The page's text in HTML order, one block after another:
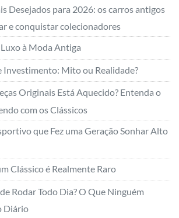
Desejados para 2026: os carros antigos
e conquistar colecionadores
à Moda Antiga
Investimento: Mito ou Realidade?
Originais Está Aquecido? Entenda o
com os Clássicos
que Fez uma Geração Sonhar Alto
Clássico é Realmente Raro
Rodar Todo Dia? O Que Ninguém
Diário